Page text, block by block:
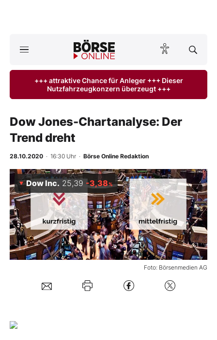
ktuelle Ausgabe BÖRSE ONLINE lesen
Finanz-Check
BO-Musterdepots
Experten
Mein B:O
+++ attraktive Chance für Anleger +++ Dieser
Nutzfahrzeugkonzern überzeugt +++
Dow Jones-Chartanalyse: Der
Trend dreht
28.10.2020 · 16:30 Uhr · Börse Online Redaktion
Foto: Börsenmedien AG
Dow Inc. 25,39 -3,38%